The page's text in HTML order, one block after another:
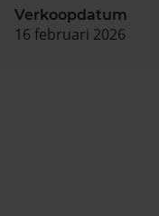
Verkoopdatum
16 februari 2026